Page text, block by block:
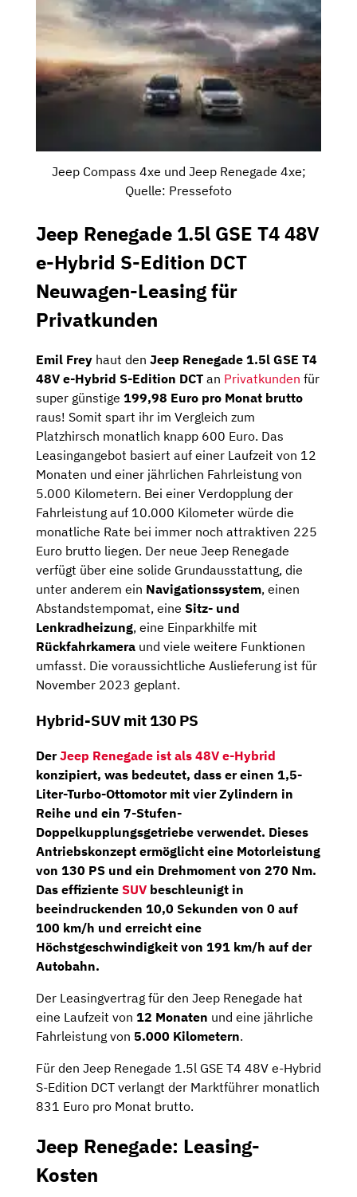
Jeep Compass 4xe und Jeep Renegade 4xe;
Quelle: Pressefoto
Jeep Renegade 1.5l GSE T4 48V
e-Hybrid S-Edition DCT
Neuwagen-Leasing für
Privatkunden
Emil Frey haut den Jeep Renegade 1.5l GSE T4
48V e-Hybrid S-Edition DCT an Privatkunden für
super günstige 199,98 Euro pro Monat brutto
raus! Somit spart ihr im Vergleich zum
Platzhirsch monatlich knapp 600 Euro. Das
Leasingangebot basiert auf einer Laufzeit von 12
Monaten und einer jährlichen Fahrleistung von
5.000 Kilometern. Bei einer Verdopplung der
Fahrleistung auf 10.000 Kilometer würde die
monatliche Rate bei immer noch attraktiven 225
Euro brutto liegen. Der neue Jeep Renegade
verfügt über eine solide Grundausstattung, die
unter anderem ein Navigationssystem, einen
Abstandstempomat, eine Sitz- und
Lenkradheizung, eine Einparkhilfe mit
Rückfahrkamera und viele weitere Funktionen
umfasst. Die voraussichtliche Auslieferung ist für
November 2023 geplant.
Hybrid-SUV mit 130 PS
DerJeep Renegade ist als 48V e-Hybrid
konzipiert, was bedeutet, dass er einen 1,5-
Liter-Turbo-Ottomotormit vier Zylindern in
Reihe und ein 7-Stufen-
Doppelkupplungsgetriebe verwendet. Dieses
Antriebskonzept ermöglicht eine Motorleistung
von 130 PS und ein Drehmoment von 270 Nm.
Das effiziente SUV beschleunigt in
beeindruckenden 10,0 Sekunden von 0 auf
100 km/h und erreicht eine
Höchstgeschwindigkeit von 191 km/h auf der
Autobahn.
Der Leasingvertrag für den Jeep Renegade hat
eine Laufzeit von 12 Monaten und eine jährliche
Fahrleistung von 5.000 Kilometern.
Für den Jeep Renegade 1.5l GSE T4 48V e-Hybrid
S-Edition DCT verlangt der Marktführer monatlich
831 Euro pro Monat brutto.
Jeep Renegade: Leasing-
Kosten